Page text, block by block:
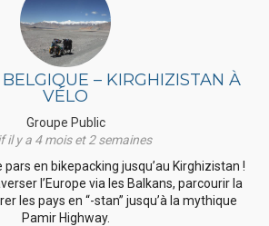
– KIRGHIZISTAN À
VÉLO
Groupe Public
il y a 4 mois et 2 semaines
en bikepacking jusqu’au Kirghizistan !
l’Europe via les Balkans, parcourir la
les pays en “-stan” jusqu’à la mythique
Pamir Highway.